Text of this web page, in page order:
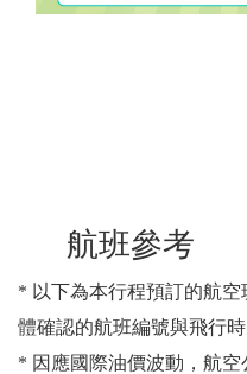
航班參考
* 以下為本行程預訂的航
體確認的航班編號與飛行時
* 因應國際油價波動，航